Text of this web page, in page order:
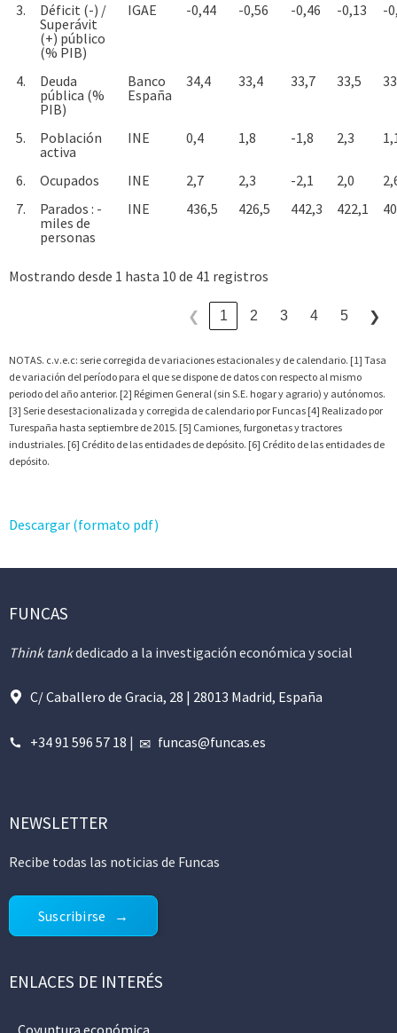
3.
Déficit (-) /
Superávit
(+) público
(% PIB)
IGAE -0,44 -0,56 -0,46 -0,13 -
4.
Deuda
pública (%
PIB)
Banco
España
34,4 33,4 33,7 33,5
5.
Población
activa
INE 0,4 1,8 -1,8 2,3
6. Ocupados INE 2,7 2,3 -2,1 2,0
7.
Parados : -
miles de
personas
INE 436,5 426,5 442,3 422,1
Mostrando desde 1 hasta 10 de 41 registros
❮ 1 2 3 4 5 ❯
NOTAS. c.v.e.c: serie corregida de variaciones estacionales y de calendario. [1] Tasa
de variación del período para el que se dispone de datos con respecto al mismo
periodo del año anterior. [2] Régimen General (sin S.E. hogar y agrario) y autónomos.
[3] Serie desestacionalizada y corregida de calendario por Funcas [4] Realizado por
Turespaña hasta septiembre de 2015. [5] Camiones, furgonetas y tractores
industriales. [6] Crédito de las entidades de depósito. [6] Crédito de las entidades de
depósito.
Descargar (formato pdf)
FUNCAS
Think tankdedicado a la investigación económica y social
C/ Caballero de Gracia, 28 | 28013 Madrid, España
+34 91 596 57 18 | funcas@funcas.es
NEWSLETTER
Recibe todas las noticias de Funcas
Suscribirse
ENLACES DE INTERÉS
Coyuntura económica